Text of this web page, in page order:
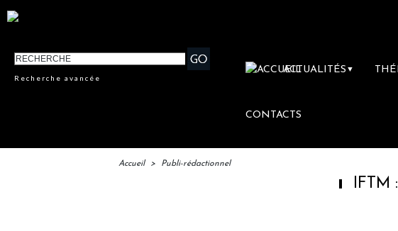
Recherche avancée
ACTUALITÉS ▼
CONTACTS
Accueil > Publi-rédactionnel
IFTM :